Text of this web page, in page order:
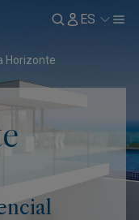
ES
Horizonte